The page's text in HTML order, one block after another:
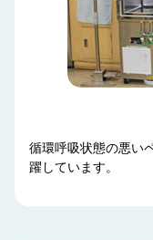
循環呼吸状態の悪い
躍しています。